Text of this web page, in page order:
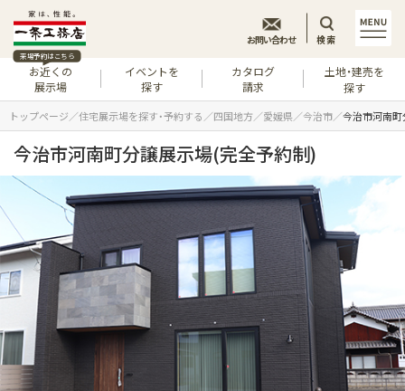
来場予約はこちら
お近くの
展示場
イベントを
探す
カタログ
請求
土地・建売を
探す
お問い合わせ 検索
トップページ 住宅展示場を探す・予約する 四国地方 愛媛県 今治市 今治市河南
今治市河南町分譲展示場(完全予約制)